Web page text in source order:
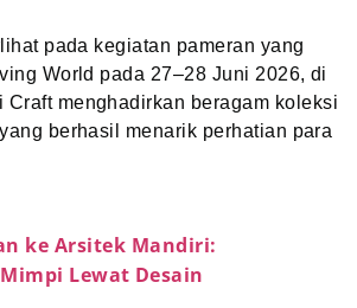
pada kegiatan pameran yang
World pada 27–28 Juni 2026, di
Craft menghadirkan beragam koleksi
berhasil menarik perhatian para
ke Arsitek Mandiri:
Lewat Desain